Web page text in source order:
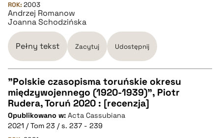
BIBTEX
pobierz cytat
ROK: 2003
Andrzej Romanow
Joanna Schodzińska
Pełny tekst Zacytuj Udostępnij
CZYSTY TEKST
pobierz cytat
"Polskie czasopisma toruńskie okresu
międzywojennego (1920-1939)", Piotr
Rudera, Toruń 2020 : [recenzja]
Opublikowano w: Acta Cassubiana
2021 / Tom 23 / s. 237 - 239